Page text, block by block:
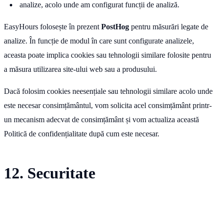
analize, acolo unde am configurat funcții de analiză.
EasyHours folosește în prezent PostHog pentru măsurări legate de
analize. În funcție de modul în care sunt configurate analizele,
aceasta poate implica cookies sau tehnologii similare folosite pentru
a măsura utilizarea site-ului web sau a produsului.
Dacă folosim cookies neesențiale sau tehnologii similare acolo unde
este necesar consimțământul, vom solicita acel consimțământ printr-
un mecanism adecvat de consimțământ și vom actualiza această
Politică de confidențialitate după cum este necesar.
12. Securitate